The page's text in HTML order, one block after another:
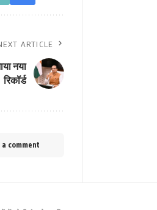
ARTICLE
नया
रिकॉर्ड
a comment